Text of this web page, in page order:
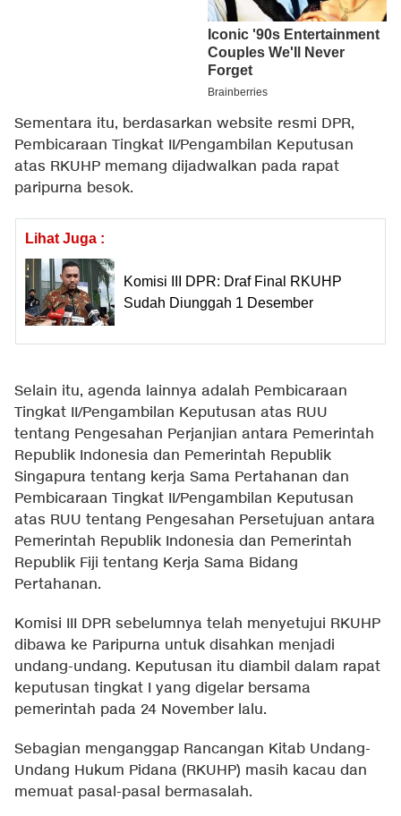
Sementara itu, berdasarkan website resmi DPR,
Pembicaraan Tingkat II/Pengambilan Keputusan
atas RKUHP memang dijadwalkan pada rapat
paripurna besok.
Lihat Juga :
Komisi III DPR: Draf Final RKUHP
Sudah Diunggah 1 Desember
Selain itu, agenda lainnya adalah Pembicaraan
Tingkat II/Pengambilan Keputusan atas RUU
tentang Pengesahan Perjanjian antara Pemerintah
Republik Indonesia dan Pemerintah Republik
Singapura tentang kerja Sama Pertahanan dan
Pembicaraan Tingkat II/Pengambilan Keputusan
atas RUU tentang Pengesahan Persetujuan antara
Pemerintah Republik Indonesia dan Pemerintah
Republik Fiji tentang Kerja Sama Bidang
Pertahanan.
Komisi III DPR sebelumnya telah menyetujui RKUHP
dibawa ke Paripurna untuk disahkan menjadi
undang-undang. Keputusan itu diambil dalam rapat
keputusan tingkat I yang digelar bersama
pemerintah pada 24 November lalu.
Sebagian menganggap Rancangan Kitab Undang-
Undang Hukum Pidana (RKUHP) masih kacau dan
memuat pasal-pasal bermasalah.